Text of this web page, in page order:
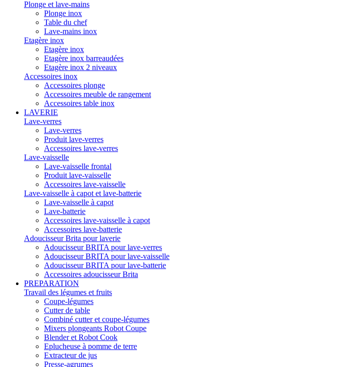
Plonge et lave-mains
Plonge inox
Table du chef
Lave-mains inox
Etagère inox
Etagère inox
Etagère inox barreaudées
Etagère inox 2 niveaux
Accessoires inox
Accessoires plonge
Accessoires meuble de rangement
Accessoires table inox
LAVERIE
Lave-verres
Lave-verres
Produit lave-verres
Accessoires lave-verres
Lave-vaisselle
Lave-vaisselle frontal
Produit lave-vaisselle
Accessoires lave-vaisselle
Lave-vaisselle à capot et lave-batterie
Lave-vaisselle à capot
Lave-batterie
Accessoires lave-vaisselle à capot
Accessoires lave-batterie
Adoucisseur Brita pour laverie
Adoucisseur BRITA pour lave-verres
Adoucisseur BRITA pour lave-vaisselle
Adoucisseur BRITA pour lave-batterie
Accessoires adoucisseur Brita
PREPARATION
Travail des légumes et fruits
Coupe-légumes
Cutter de table
Combiné cutter et coupe-légumes
Mixers plongeants Robot Coupe
Blender et Robot Cook
Eplucheuse à pomme de terre
Extracteur de jus
Presse-agrumes